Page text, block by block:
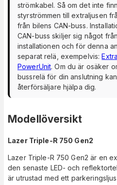
strömkabel. Så om det inte
styrströmmen till extraljusen
från bilens CAN-buss.
CAN-buss skiljer sig något
installationen och för denna
separat relä, exempelvis:
PowerUnit. Om du är osäker
bussrelä för din anslutning
återförsäljare hjälpa dig.
Modellöversikt
Lazer Triple-R 750 Gen2
Lazer Triple-R 750 Gen2 är en
den senaste LED- och
är utrustad med ett